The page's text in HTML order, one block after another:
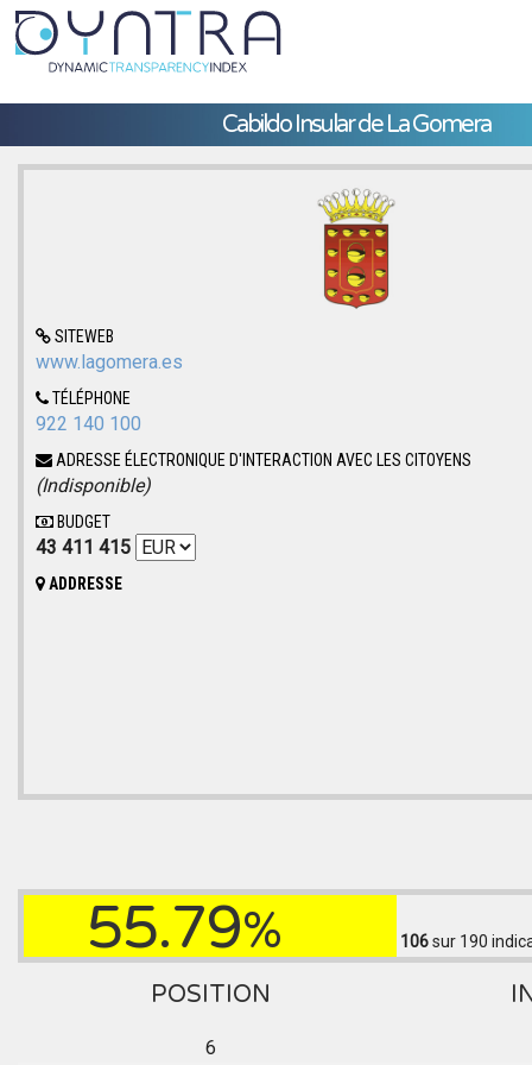
Cabildo Insular de La Gomera
SITEWEB
www.lagomera.es
TÉLÉPHONE
922 140 100
ADRESSE ÉLECTRONIQUE D'INTERACTION AVEC LES CITOYENS
(Indisponible)
BUDGET
43 411 415
ADDRESSE
55.79% 106sur 190
POSITION
6